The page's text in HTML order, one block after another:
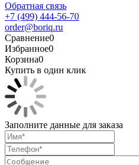
Обратная связь
+7 (499) 444-56-70
order@boriq.ru
Сравнение0
Избранное0
Корзина0
Купить в один клик
Заполните данные для заказа